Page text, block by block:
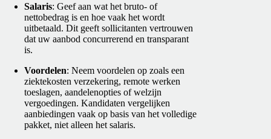
Salaris: Geef aan wat het bruto- of
nettobedrag is en hoe vaak het wordt
uitbetaald. Dit geeft sollicitanten vertrouwen
dat uw aanbod concurrerend en transparant
is.
Voordelen: Neem voordelen op zoals een
ziektekosten verzekering, remote werken
toeslagen, aandelenopties of welzijn
vergoedingen. Kandidaten vergelijken
aanbiedingen vaak op basis van het volledige
pakket, niet alleen het salaris.